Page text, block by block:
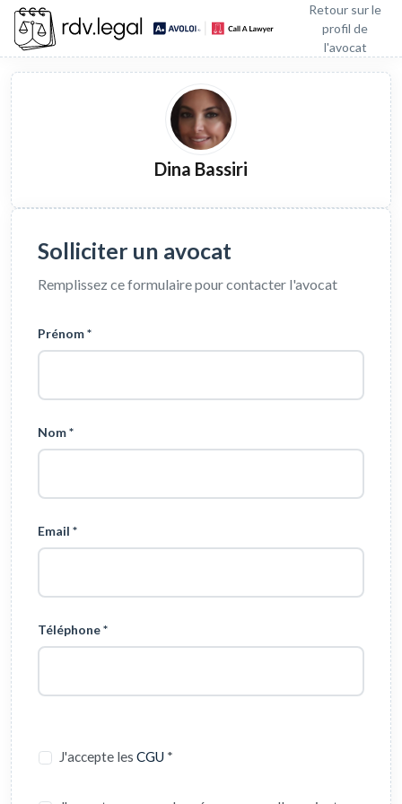
Retour sur le
profil de
l'avocat
Solliciter un avocat
Remplissez ce formulaire pour contacter l'avocat
Prénom *
Nom *
Email *
Téléphone *
J'accepte les CGU *
Dina Bassiri